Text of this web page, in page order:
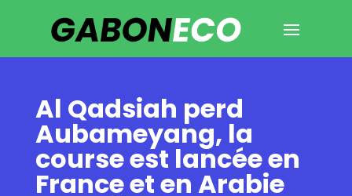
Al Qadsiah perd
Aubameyang, la
course est lancée en
France et en Arabie